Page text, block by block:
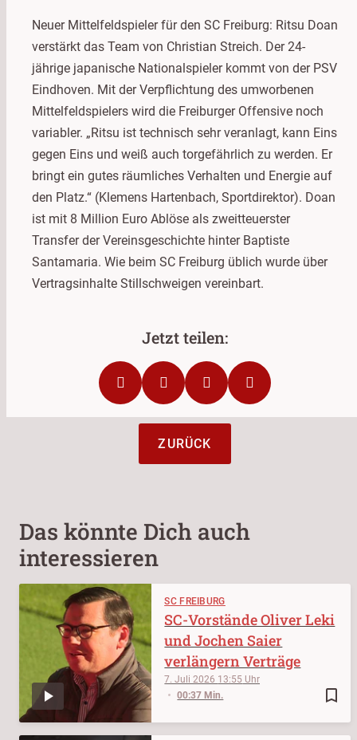
Neuer Mittelfeldspieler für den SC Freiburg: Ritsu Doan
verstärkt das Team von Christian Streich. Der 24-
jährige japanische Nationalspieler kommt von der PSV
Eindhoven. Mit der Verpflichtung des umworbenen
Mittelfeldspielers wird die Freiburger Offensive noch
variabler. „Ritsu ist technisch sehr veranlagt, kann Eins
gegen Eins und weiß auch torgefährlich zu werden. Er
bringt ein gutes räumliches Verhalten und Energie auf
den Platz.“ (Klemens Hartenbach, Sportdirektor). Doan
ist mit 8 Million Euro Ablöse als zweitteuerster
Transfer der Vereinsgeschichte hinter Baptiste
Santamaria. Wie beim SC Freiburg üblich wurde über
Vertragsinhalte Stillschweigen vereinbart.
ZURÜCK
Das könnte Dich auch
interessieren
SC FREIBURG
bookmark_border
7. Juli 2026 13:55
00:37 Min.
SC-Vorstände Oliver Leki
und Jochen Saier
verlängern Verträge